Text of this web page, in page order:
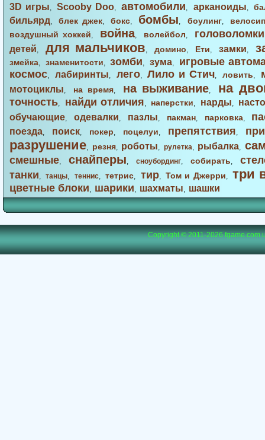
3D игры,Scooby Doo,автомобили, арканоиды,
бильярд,блек джек,бокс, бомбы, боулинг,
воздушный хоккей, война, волейбол, головоломки
детей, для мальчиков, домино, Ети, замки,
змейка, знаменитости,зомби, зума,
игровые
космос, лабиринты, лего,Лило и Стич,ловить,
мотоциклы, на время, на выживание, на
точность, найди отличия, наперстки, нарды,
обучающие, одевалки, пазлы, пакман, парковка,
поезда, поиск, покер, поцелуи, препятствия,
разрушение, резня, роботы, рулетка, рыбалка,
смешные, снайперы, сноубординг, собирать,
танки,танцы, теннис,тетрис, тир,Том и Джерри, три
цветные блоки, шарики, шахматы, шашки
Copyright © 2011-2026